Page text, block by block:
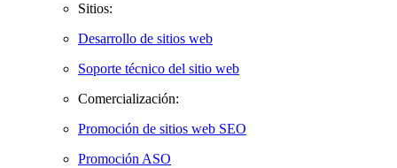
Sitios:
Desarrollo de sitios web
Soporte técnico del sitio web
Comercialización:
Promoción de sitios web SEO
Promoción ASO